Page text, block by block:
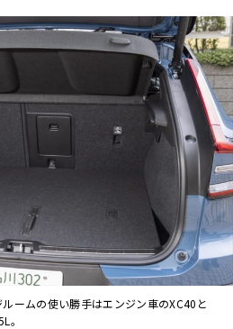
ームの使い勝手はエンジン車のXC40と
。